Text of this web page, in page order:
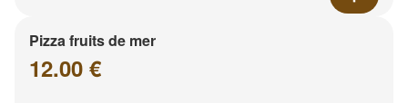
Pizza fruits de mer
12.00 €